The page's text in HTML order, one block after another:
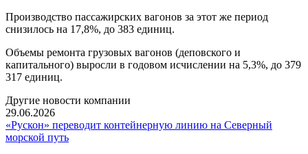
Производство пассажирских вагонов за этот же период
снизилось на 17,8%, до 383 единиц.
Объемы ремонта грузовых вагонов (деповского и
капитального) выросли в годовом исчислении на 5,3%, до 379
317 единиц.
Другие новости компании
29.06.2026
«Рускон» переводит контейнерную линию на Северный
морской путь